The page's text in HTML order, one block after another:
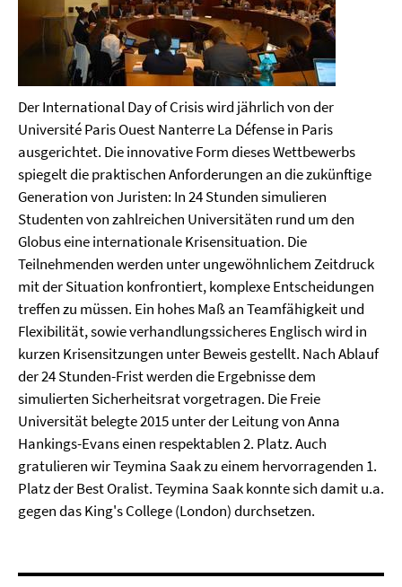
Der International Day of Crisis wird jährlich von der
Université Paris Ouest Nanterre La Défense in Paris
ausgerichtet. Die innovative Form dieses Wettbewerbs
spiegelt die praktischen Anforderungen an die zukünftige
Generation von Juristen: In 24 Stunden simulieren
Studenten von zahlreichen Universitäten rund um den
Globus eine internationale Krisensituation. Die
Teilnehmenden werden unter ungewöhnlichem Zeitdruck
mit der Situation konfrontiert, komplexe Entscheidungen
treffen zu müssen. Ein hohes Maß an Teamfähigkeit und
Flexibilität, sowie verhandlungssicheres Englisch wird in
kurzen Krisensitzungen unter Beweis gestellt. Nach Ablauf
der 24 Stunden-Frist werden die Ergebnisse dem
simulierten Sicherheitsrat vorgetragen. Die Freie
Universität belegte 2015 unter der Leitung von Anna
Hankings-Evans einen respektablen 2. Platz. Auch
gratulieren wir Teymina Saak zu einem hervorragenden 1.
Platz der Best Oralist. Teymina Saak konnte sich damit u.a.
gegen das King's College (London) durchsetzen.